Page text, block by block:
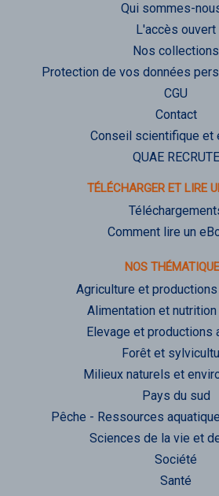
Qui sommes-
L'accès ouvert
Nos collections
Protection de vos données
CGU
Contact
Conseil scientifique et
QUAE RECRUTE
TÉLÉCHARGER ET LIRE
Comment lire un
NOS
Agriculture et
Alimentation et nutrition
Elevage et productions
Forêt et
Milieux naturels et
Pays du sud
Pêche - Ressources
Sciences de la vie et
Société
Santé